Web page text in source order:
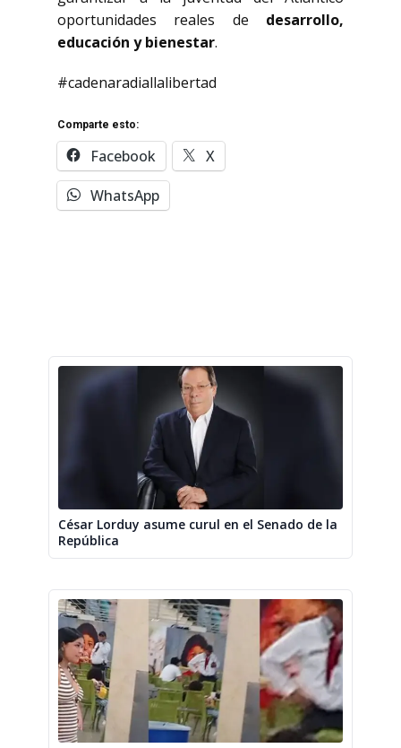
oportunidades reales de desarrollo,
educación y bienestar.
#cadenaradiallalibertad
Comparte esto:
Facebook
X
WhatsApp
César Lorduy asume curul en el Senado de la
República